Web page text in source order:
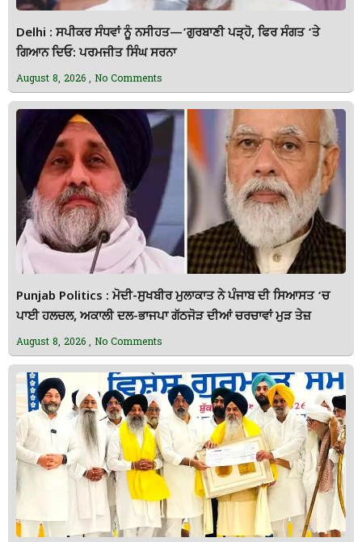
Delhi : ਸਪੀਕਰ ਸੰਧਵਾਂ ਨੂੰ ਨਸੀਹਤ—’ਗੁਰਬਾਣੀ ਪੜ੍ਹੋ, ਫਿਰ ਸੰਗਤ ‘ਤੇ
ਗਿਆਨ ਦਿਓ: ਪਰਮਜੀਤ ਸਿੰਘ ਸਰਨਾ
August 8, 2026 No Comments
Punjab Politics : ਮੋਦੀ-ਸੁਖਬੀਰ ਮੁਲਾਕਾਤ ਨੇ ਪੰਜਾਬ ਦੀ ਸਿਆਸਤ ‘ਚ
ਪਾਈ ਹਲਚਲ, ਅਕਾਲੀ ਦਲ-ਭਾਜਪਾ ਗੱਠਜੋੜ ਦੀਆਂ ਚਰਚਾਵਾਂ ਮੁੜ ਤੇਜ਼
August 8, 2026 No Comments